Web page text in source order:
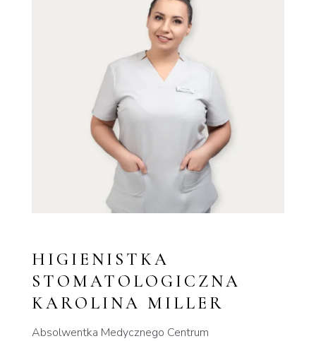
HIGIENISTKA
STOMATOLOGICZNA
KAROLINA MILLER
Absolwentka Medycznego Centrum